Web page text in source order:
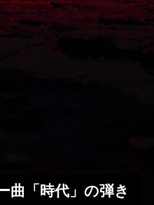
曲「時代」の弾き